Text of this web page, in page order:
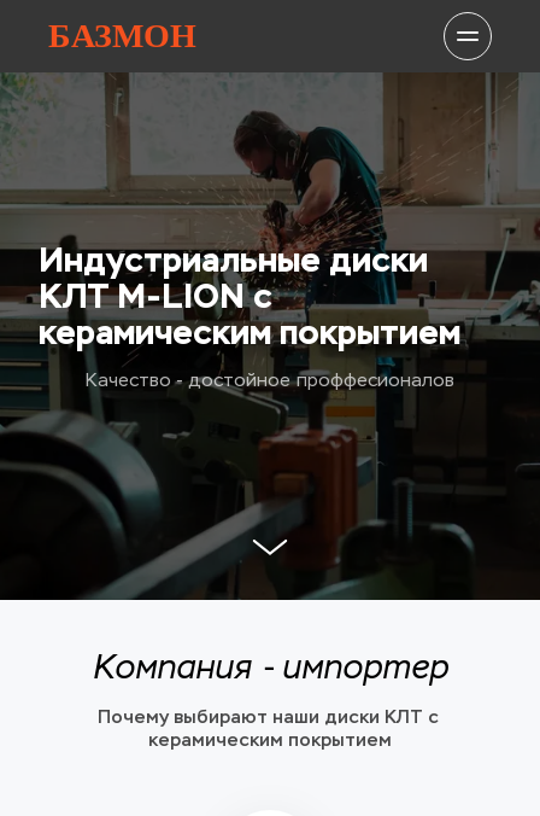
БАЗМОН
Индустриальные диски
КЛТ M-LION с
керамическим покрытием
Качество - достойное проффесионалов
Компания - импортер
Почему выбирают наши диски КЛТ с
керамическим покрытием